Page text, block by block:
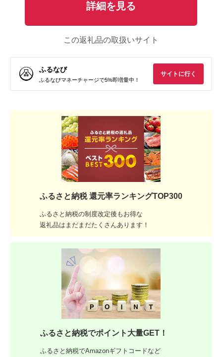
詳細を見る
この返礼品の取扱いサイト
ふるなび
ふるなびマネーチャージで5%即増量中！
サイトに行く
ふるさと納税 還元率ランキングTOP300
ふるさと納税の制度改定後もお得な
返礼品はまだまだたくさんあります！
ふるさと納税でポイント大量GET！
ふるさと納税でAmazonギフトコードなど